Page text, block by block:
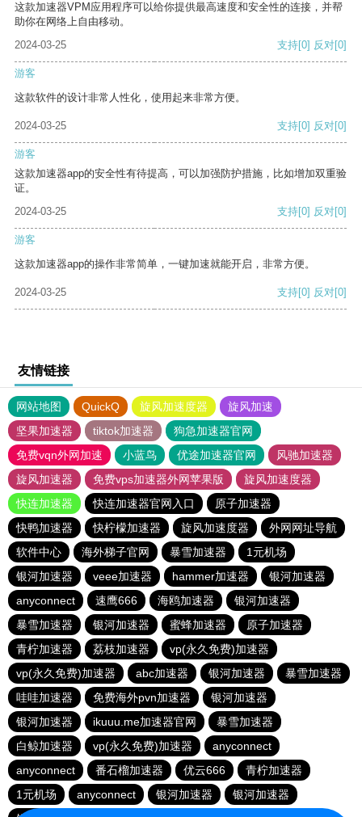
这款加速器VPM应用程序可以给你提供最高速度和安全性的连接，并帮
助你在网络上自由移动。
2024-03-25
支持[0] 反对[0]
游客
这款软件的设计非常人性化，使用起来非常方便。
2024-03-25 支持[0] 反对[0]
游客
这款加速器app的安全性有待提高，可以加强防护措施，比如增加双重验
证。
2024-03-25
支持[0] 反对[0]
游客
这款加速器app的操作非常简单，一键加速就能开启，非常方便。
2024-03-25 支持[0] 反对[0]
友情链接
网站地图 QuickQ 旋风加速度器
旋风加速
坚果加速器
tiktok加速器
狗急加速器官网
免费vqn外网加速
小蓝鸟 优途加速器官网
风驰加速器
旋风加速器
免费vps加速器外网苹果版
旋风加速度器
快连加速器
快连加速器官网入口
原子加速器
快鸭加速器
快柠檬加速器 旋风加速度器
外网网址导航
软件中心
海外梯子官网 暴雪加速器
1元机场
银河加速器
veee加速器 hammer加速器
银河加速器
anyconnect
速鹰666 海鸥加速器
银河加速器
暴雪加速器
银河加速器 蜜蜂加速器
原子加速器
青柠加速器
荔枝加速器
vp(永久免费)加速器
vp(永久免费)加速器
abc加速器 银河加速器
暴雪加速器
哇哇加速器
免费海外pvn加速器
银河加速器
银河加速器
ikuuu.me加速器官网
暴雪加速器
白鲸加速器
vp(永久免费)加速器
anyconnect
anyconnect
番石榴加速器 优云666
青柠加速器
1元机场
anyconnect 银河加速器
银河加速器